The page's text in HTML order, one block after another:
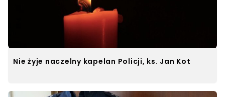
Nie żyje naczelny kapelan Policji, ks. Jan Kot